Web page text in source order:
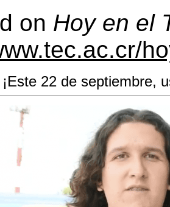
on Hoy en el
22 de septiembre,